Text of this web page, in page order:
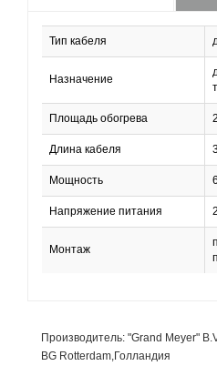
Тип кабеля
Назначение
Площадь обогрева
Длина кабеля
Мощность
Напряжение питания
Монтаж
Производитель: "Grand Meyer"
BG Rotterdam,Голландия